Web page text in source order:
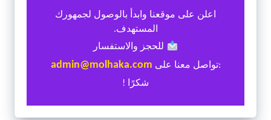
اعلن على موقعنا وابدأ بالوصول لجمهورك
المستهدف.
للحجز والاستفسار
:تواصل معنا على admin@molhaka.com
شكرًا !